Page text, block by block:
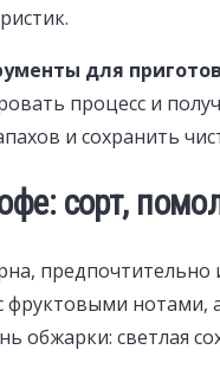
для
процесс и
и сохранить
сорт,
фруктовыми
обжарки: светлая